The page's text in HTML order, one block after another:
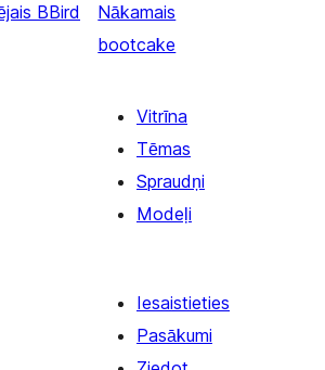
BBird
Nākamais
bootcake
Vitrīna
Tēmas
Spraudņi
Modeļi
Iesaistieties
Pasākumi